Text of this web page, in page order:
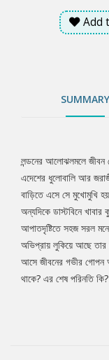
অধ্যায়গুলো।
পরিনতি কি?
Add
SUMMARY
Tab
Article
লন্ডনের আলোঝলমলে জীবন
এদেশের ধুলোবালি আর
বাড়িতে এসে সে মুখোমুখি
অন্যদিকে ডাস্টবিনে
আপাতদৃষ্টিতে সহজ সরল
অভিপ্রায় লুকিয়ে আছে তার
আসে জীবনের গভীর গোপন
থাকে? এর শেষ পরিনতি কি?